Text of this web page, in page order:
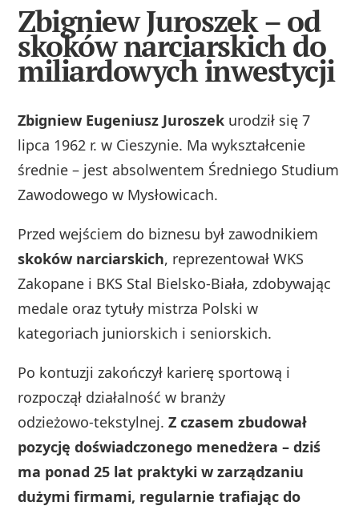
Zbigniew Juroszek – od
skoków narciarskich do
miliardowych inwestycji
Zbigniew Eugeniusz Juroszek urodził się 7
lipca 1962 r. w Cieszynie. Ma wykształcenie
średnie – jest absolwentem Średniego Studium
Zawodowego w Mysłowicach.
Przed wejściem do biznesu był zawodnikiem
skoków narciarskich, reprezentował WKS
Zakopane i BKS Stal Bielsko-Biała, zdobywając
medale oraz tytuły mistrza Polski w
kategoriach juniorskich i seniorskich.
Po kontuzji zakończył karierę sportową i
rozpoczął działalność w branży
odzieżowo‑tekstylnej.Z czasem zbudował
pozycję doświadczonego menedżera – dziś
ma ponad 25 lat praktyki w zarządzaniu
dużymi firmami, regularnie trafiając do